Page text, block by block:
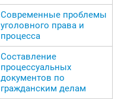
Современные проблемы
уголовного права и
процесса
Составление
процессуальных
документов по
гражданским делам